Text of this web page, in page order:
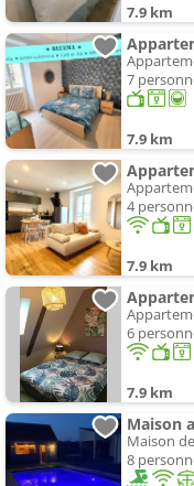
7.9 km
7
7.9 km
4
7.9 km
6
7.9 km
Maison
Maison
8